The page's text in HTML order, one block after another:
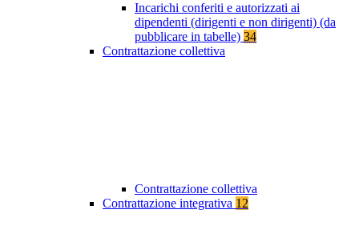
Incarichi conferiti e autorizzati ai
dipendenti (dirigenti e non dirigenti) (da
pubblicare in tabelle) 34
Contrattazione collettiva
Contrattazione collettiva
Contrattazione integrativa 12